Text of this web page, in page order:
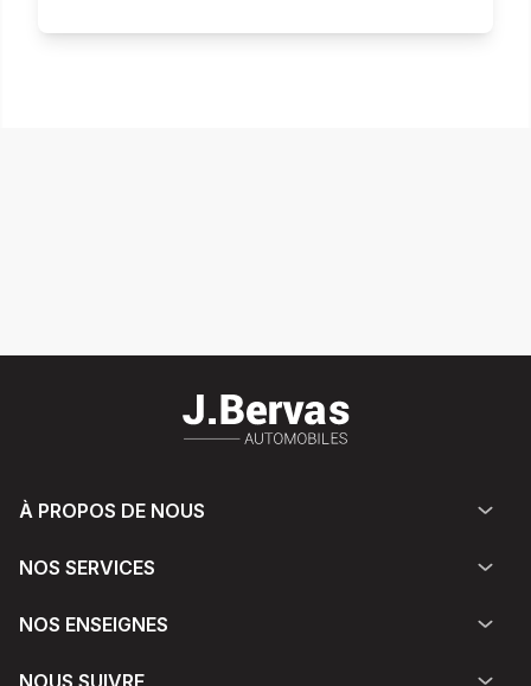
À PROPOS DE NOUS
NOS SERVICES
NOS ENSEIGNES
NOUS SUIVRE